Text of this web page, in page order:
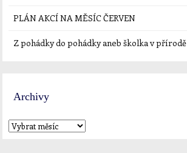
PLÁN AKCÍ NA MĚSÍC ČERVEN
Z pohádky do pohádky aneb školka v přírodě
Archivy